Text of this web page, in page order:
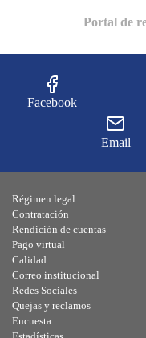
Portal de
Facebook
Email
Régimen legal
Contratación
Rendición de cuentas
Pago virtual
Calidad
Correo institucional
Redes Sociales
Quejas y reclamos
Encuesta